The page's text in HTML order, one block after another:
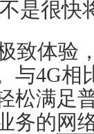
是很快
致体验
与4G相
松满足
务的 网